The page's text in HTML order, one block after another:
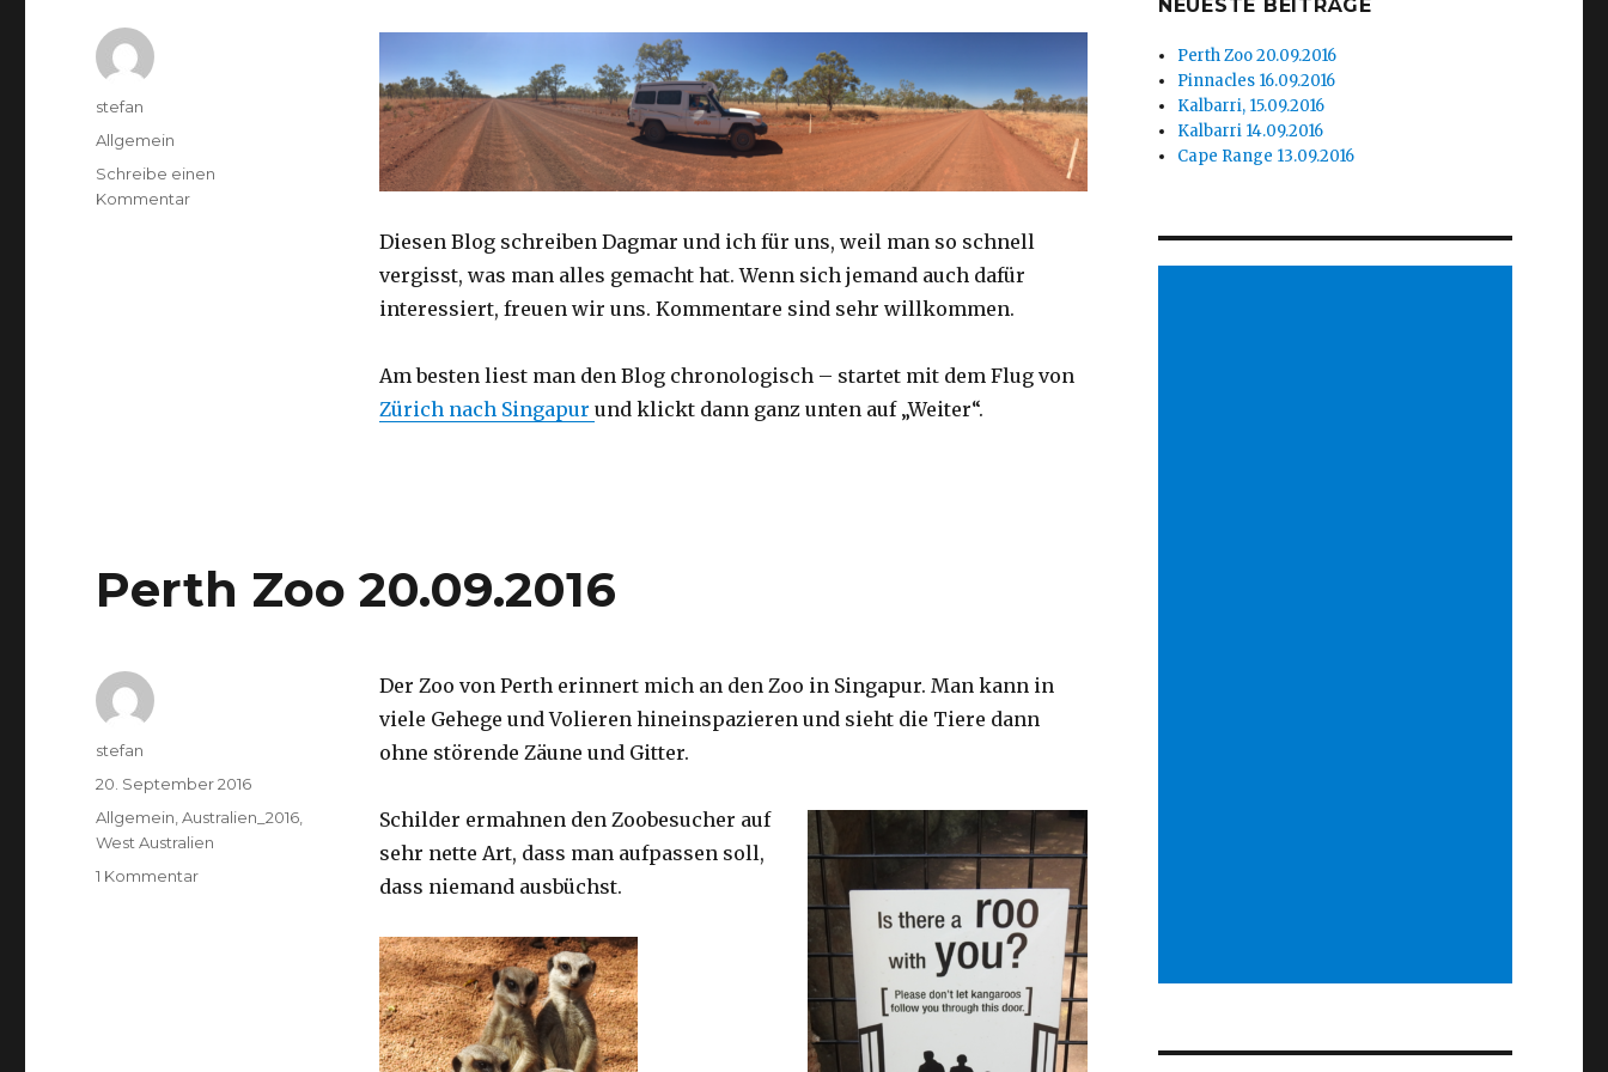
Diesen Blog schreiben Dagmar und ich für uns, weil man so schnell
vergisst, was man alles gemacht hat. Wenn sich jemand auch dafür
interessiert, freuen wir uns. Kommentare sind sehr willkommen.
Am besten liest man den Blog chronologisch – startet mit dem Flug von
Zürich nach Singapur und klickt dann ganz unten auf „Weiter“.
Autor
stefan
Kategorien
Allgemein
Schreibe einen
Kommentarzu
Perth Zoo 20.09.2016
Der Zoo von Perth erinnert mich an den Zoo in Singapur. Man kann in
viele Gehege und Volieren hineinspazieren und sieht die Tiere dann
ohne störende Zäune und Gitter.
Schilder ermahnen den Zoobesucher auf
sehr nette Art, dass man aufpassen soll,
dass niemand ausbüchst.
Autor
stefan
Veröffentlicht
am
20. September 2016
Kategorien
Allgemein,Australien_2016,
West Australien
1 Kommentarzu
NEUESTE BEITRÄGE
Perth Zoo 20.09.2016
Pinnacles 16.09.2016
Kalbarri, 15.09.2016
Kalbarri 14.09.2016
Cape Range 13.09.2016